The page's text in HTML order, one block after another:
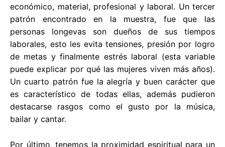
económico, material, profesional y laboral. Un tercer
patrón encontrado en la muestra, fue que las
personas longevas son dueños de sus tiempos
laborales, esto les evita tensiones, presión por logro
de metas y finalmente estrés laboral (esta variable
puede explicar por qué las mujeres viven más años).
Un cuarto patrón fue la alegría y buen carácter que
es característico de todas ellas, además pudieron
destacarse rasgos como el gusto por la música,
bailar y cantar.
Por último, tenemos la proximidad espiritual para un